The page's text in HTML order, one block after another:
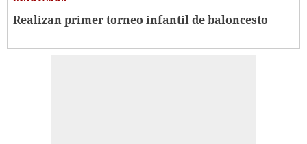
Realizan primer torneo infantil de baloncesto